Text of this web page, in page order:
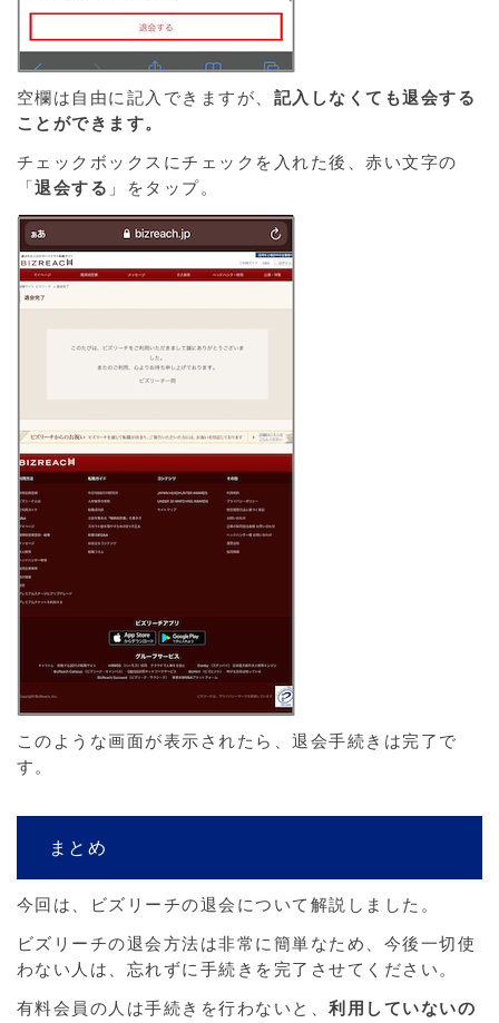
空欄は自由に記入できますが、 記入しなくても退会する
ことができます。
チェックボックスにチェックを入れた後、赤い文字の
「退会する 」をタップ。
このような画面が表示されたら、退会手続きは完了で
す。
まとめ
今回は、ビズリーチの退会について解説しました。
ビズリーチの退会方法は非常に簡単なため、今後一切使
わない人は、忘れずに手続きを完了させてください。
有料会員の人は手続きを行わないと、利用していないの